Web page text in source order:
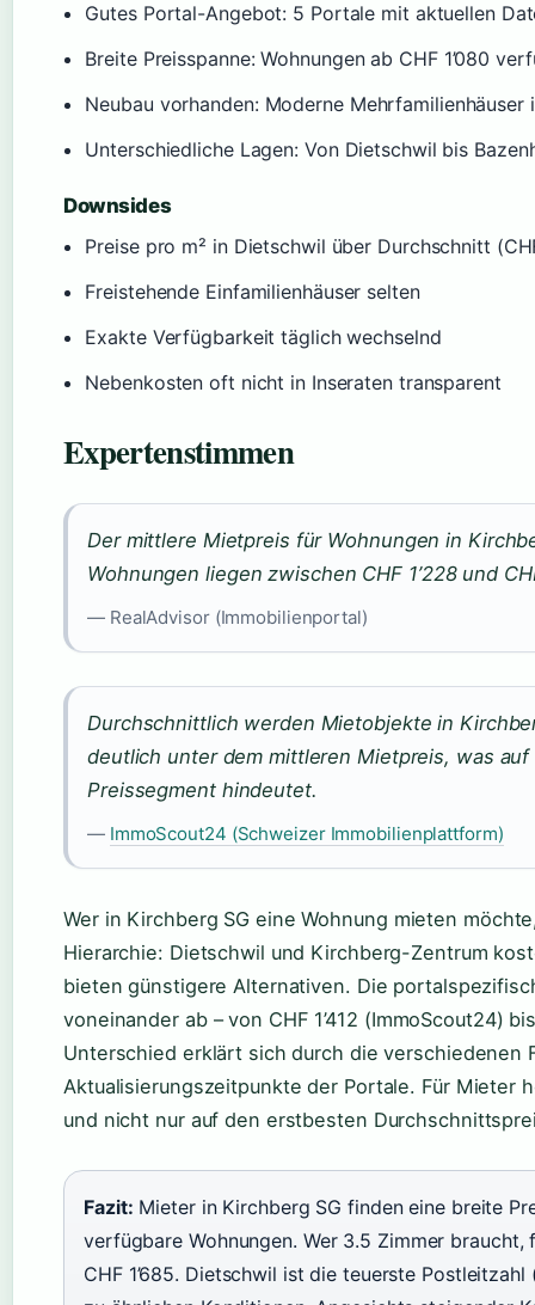
Gutes Portal-Angebot: 5 Portale mit aktuellen
Breite Preisspanne: Wohnungen ab CHF 1’080
Neubau vorhanden: Moderne Mehrfamilienhäuser
Unterschiedliche Lagen: Von Dietschwil bis
Downsides
Preise pro m² in Dietschwil über Durchschnitt
Freistehende Einfamilienhäuser selten
Exakte Verfügbarkeit täglich wechselnd
Nebenkosten oft nicht in Inseraten transparent
Expertenstimmen
Der mittlere Mietpreis für Wohnungen in
Wohnungen liegen zwischen CHF 1’228 und
— RealAdvisor (Immobilienportal)
Durchschnittlich werden Mietobjekte in
deutlich unter dem mittleren Mietpreis, was
Preissegment hindeutet.
— ImmoScout24 (Schweizer Immobilienplattform)
Wer in Kirchberg SG eine Wohnung mieten
Hierarchie: Dietschwil und Kirchberg-Zentrum
bieten günstigere Alternativen. Die
voneinander ab – von CHF 1’412 (ImmoScout24)
Unterschied erklärt sich durch die verschiedenen
Aktualisierungszeitpunkte der Portale. Für Mieter
und nicht nur auf den erstbesten
Fazit: Mieter in Kirchberg SG finden eine breite
verfügbare Wohnungen. Wer 3.5 Zimmer
CHF 1’685. Dietschwil ist die teuerste